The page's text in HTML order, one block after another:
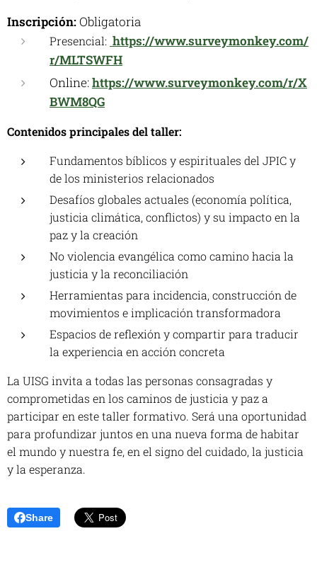
Inscripción:Obligatoria
Presencial: https://www.surveymonkey.com/
r/MLTSWFH
Online:https://www.surveymonkey.com/r/X
BWM8QG
Contenidos principales del taller:
Fundamentos bíblicos y espirituales del JPIC y
de los ministerios relacionados
Desafíos globales actuales (economía política,
justicia climática, conflictos) y su impacto en la
paz y la creación
No violencia evangélica como camino hacia la
justicia y la reconciliación
Herramientas para incidencia, construcción de
movimientos e implicación transformadora
Espacios de reflexión y compartir para traducir
la experiencia en acción concreta
La UISG invita a todas las personas consagradas y
comprometidas en los caminos de justicia y paz a
participar en este taller formativo. Será una oportunidad
para profundizar juntos en una nueva forma de habitar
el mundo y nuestra fe, en el signo del cuidado, la justicia
y la esperanza.
Share